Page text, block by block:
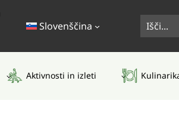
Slovenščina
Aktivnosti in izleti